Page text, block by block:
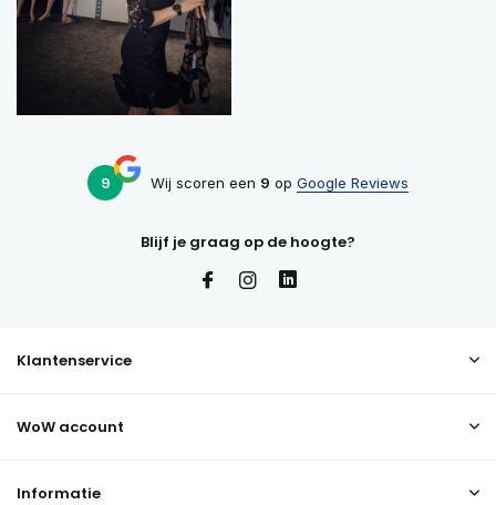
9 Wij scoren een 9 op Google Reviews
Blijf je graag op de hoogte?
Klantenservice
WoW account
Informatie